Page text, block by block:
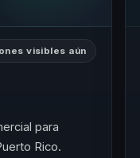
visibles aún
para
Rico.